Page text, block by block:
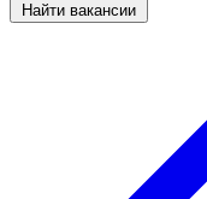
Найти вакансии